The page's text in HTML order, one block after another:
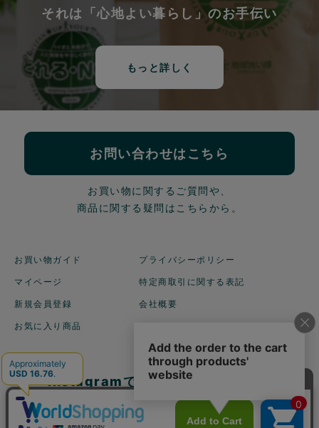
それは「心地よい暮らし」のお手伝い
もっと詳しく
お問い合わせはこちら
お買い物に関するご質問や、
商品に関する疑問はこちらから。
お買い物ガイド
マイページ
新規会員登録
お気に入り商品
プライバシーポリシー
特定商取引に関する表記
会社概要
Instagramでも商品を
ご紹介しています！